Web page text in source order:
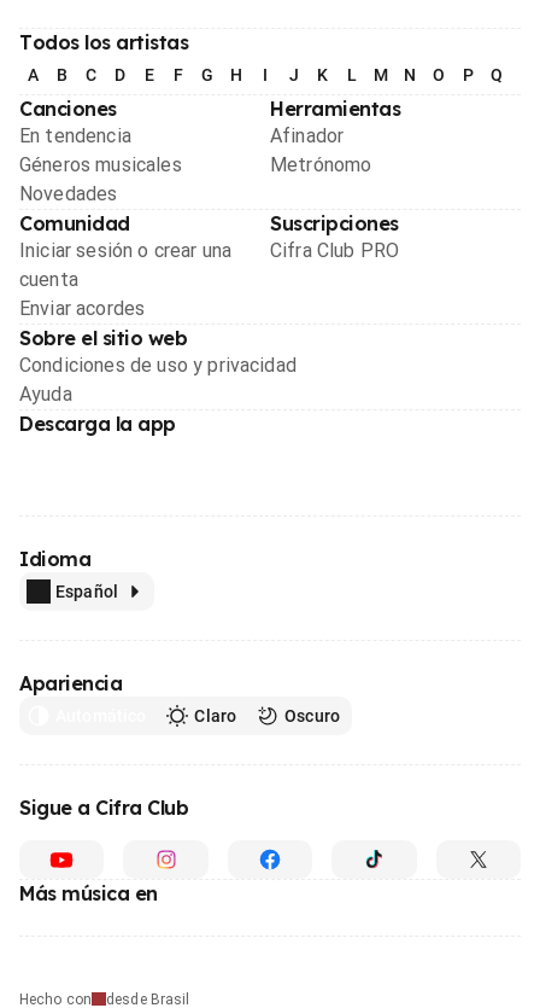
Todos los artistas
A B C D E F G H I J K L M N O P Q
Canciones
En tendencia
Géneros musicales
Novedades
Herramientas
Afinador
Metrónomo
Comunidad
Iniciar sesión o crear una
cuenta
Enviar acordes
Suscripciones
Cifra Club PRO
Sobre el sitio web
Condiciones de uso y privacidad
Ayuda
Descarga la app
Idioma
Español
Apariencia
Claro Oscuro
Sigue a Cifra Club
Más música en
Hecho con desde Brasil